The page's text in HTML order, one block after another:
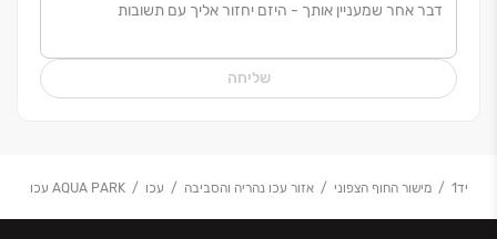
היחס האישי, התכנון חסר הפשרות והביצוע האיכותי -
ולבצע.
שליחה
יד1 מישור החוף הצפוני אזור עכו נהריה והסביבה עכו AQUA PARK עכו